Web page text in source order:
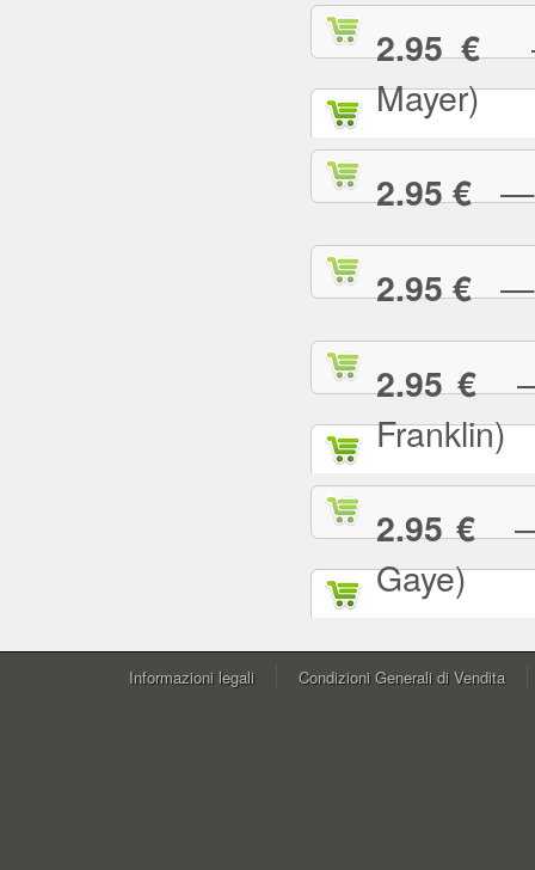
2.95 €—
Mayer)
2.95 €—
2.95 €—
2.95 €—
Franklin)
2.95 €—
Gaye)
Informazioni legali Condizioni Generali di Vendita